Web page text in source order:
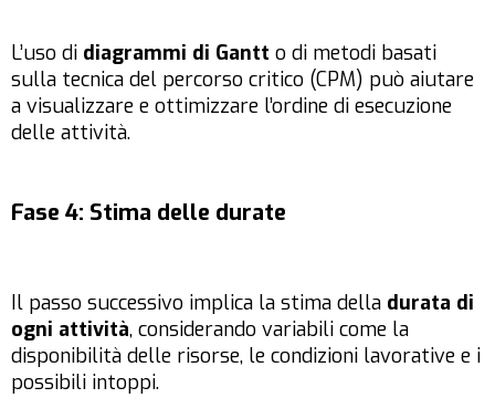
L’uso di diagrammi di Gantt o di metodi basati
sulla tecnica del percorso critico (CPM) può aiutare
a visualizzare e ottimizzare l’ordine di esecuzione
delle attività.
Fase 4: Stima delle durate
Il passo successivo implica la stima della durata di
ogni attività, considerando variabili come la
disponibilità delle risorse, le condizioni lavorative e i
possibili intoppi.